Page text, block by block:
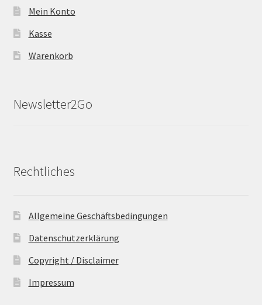
Mein Konto
Kasse
Warenkorb
Newsletter2Go
Rechtliches
Allgemeine Geschäftsbedingungen
Datenschutzerklärung
Copyright / Disclaimer
Impressum